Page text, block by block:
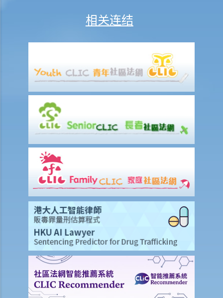
一个朋友见证我的签名，就一切都办妥了？
3. 说明资料
5. 对受权人的限制及通知获指名的人
b. 通知获指名的人
1. 有关持久授权书的主意听起来不错。但我还是有点忧虑：如果我的受
权人心肠变坏，而我已变得精神上无行为能力，那我可获得甚么法律保
6. 注册医生及律师的证明书
a. 注册医生的证明书
1. 我明白持久授权书的优点，就是让我们为将来可能发生的事作好准
备。我的侄儿是一名执业医生，我的女儿是一位在美国执业的律师，下
星期她会回港度假。那我只需填妥持久授权书的订明表格，叫他们见证
我签名，那就成了？
7. 注册持久授权书
持久授权书何时开始生效？
选择订明格式及撰写条款时应注意的事项
相关连结